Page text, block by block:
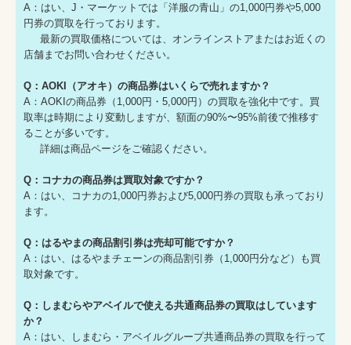
A：はい、J・マーケットでは「洋服の青山」の1,000円券や5,000
円券の買取を行っております。
最新の買取価格については、オンラインストアまたはお近くの
店舗までお問い合わせください。
Q：AOKI（アオキ）の商品券はいくらで売れますか？
A：AOKIの商品券（1,000円・5,000円）の買取を強化中です。買
取率は時期により変動しますが、額面の90%〜95%前後で推移す
ることが多いです。
詳細は商品ページをご確認ください。
Q：コナカの商品券は買取対象ですか？
A：はい、コナカの1,000円券および5,000円券の買取も承っており
ます。
Q：はるやまの商品割引券は売却可能ですか？
A：はい、はるやまチェーンの商品割引券（1,000円分など）も買
取対象です。
Q：しまむらやアベイルで使える共通商品券の買取はしています
か？
A：はい、しまむら・アベイルグループ共通商品券の買取を行って